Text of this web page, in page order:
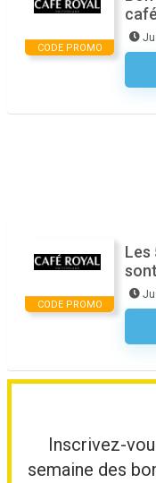
CODE PROMO
CODE PROMO
Les
Inscrivez-
semaine des